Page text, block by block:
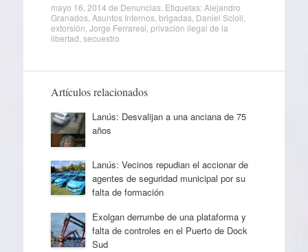
mayo 16, 2014 de Denuncias. Etiquetas:Alejandro
Granados, Asuntos Internos, brigadas, Daniel Scioli
extorsión Jorge Ferraresi privación ilegal de la
libertad secuestro
Artículos relacionados
Lanús: Desvalijan a una anciana de 75
años
Lanús: Vecinos repudian el accionar de
agentes de seguridad municipal por su
falta de formación
Exolgan derrumbe de una plataforma y
falta de controles en el Puerto de Dock
Sud